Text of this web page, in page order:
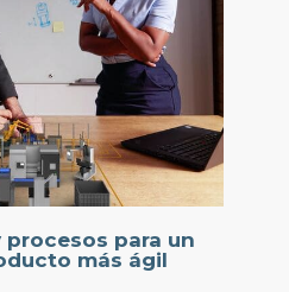
para un
más ágil